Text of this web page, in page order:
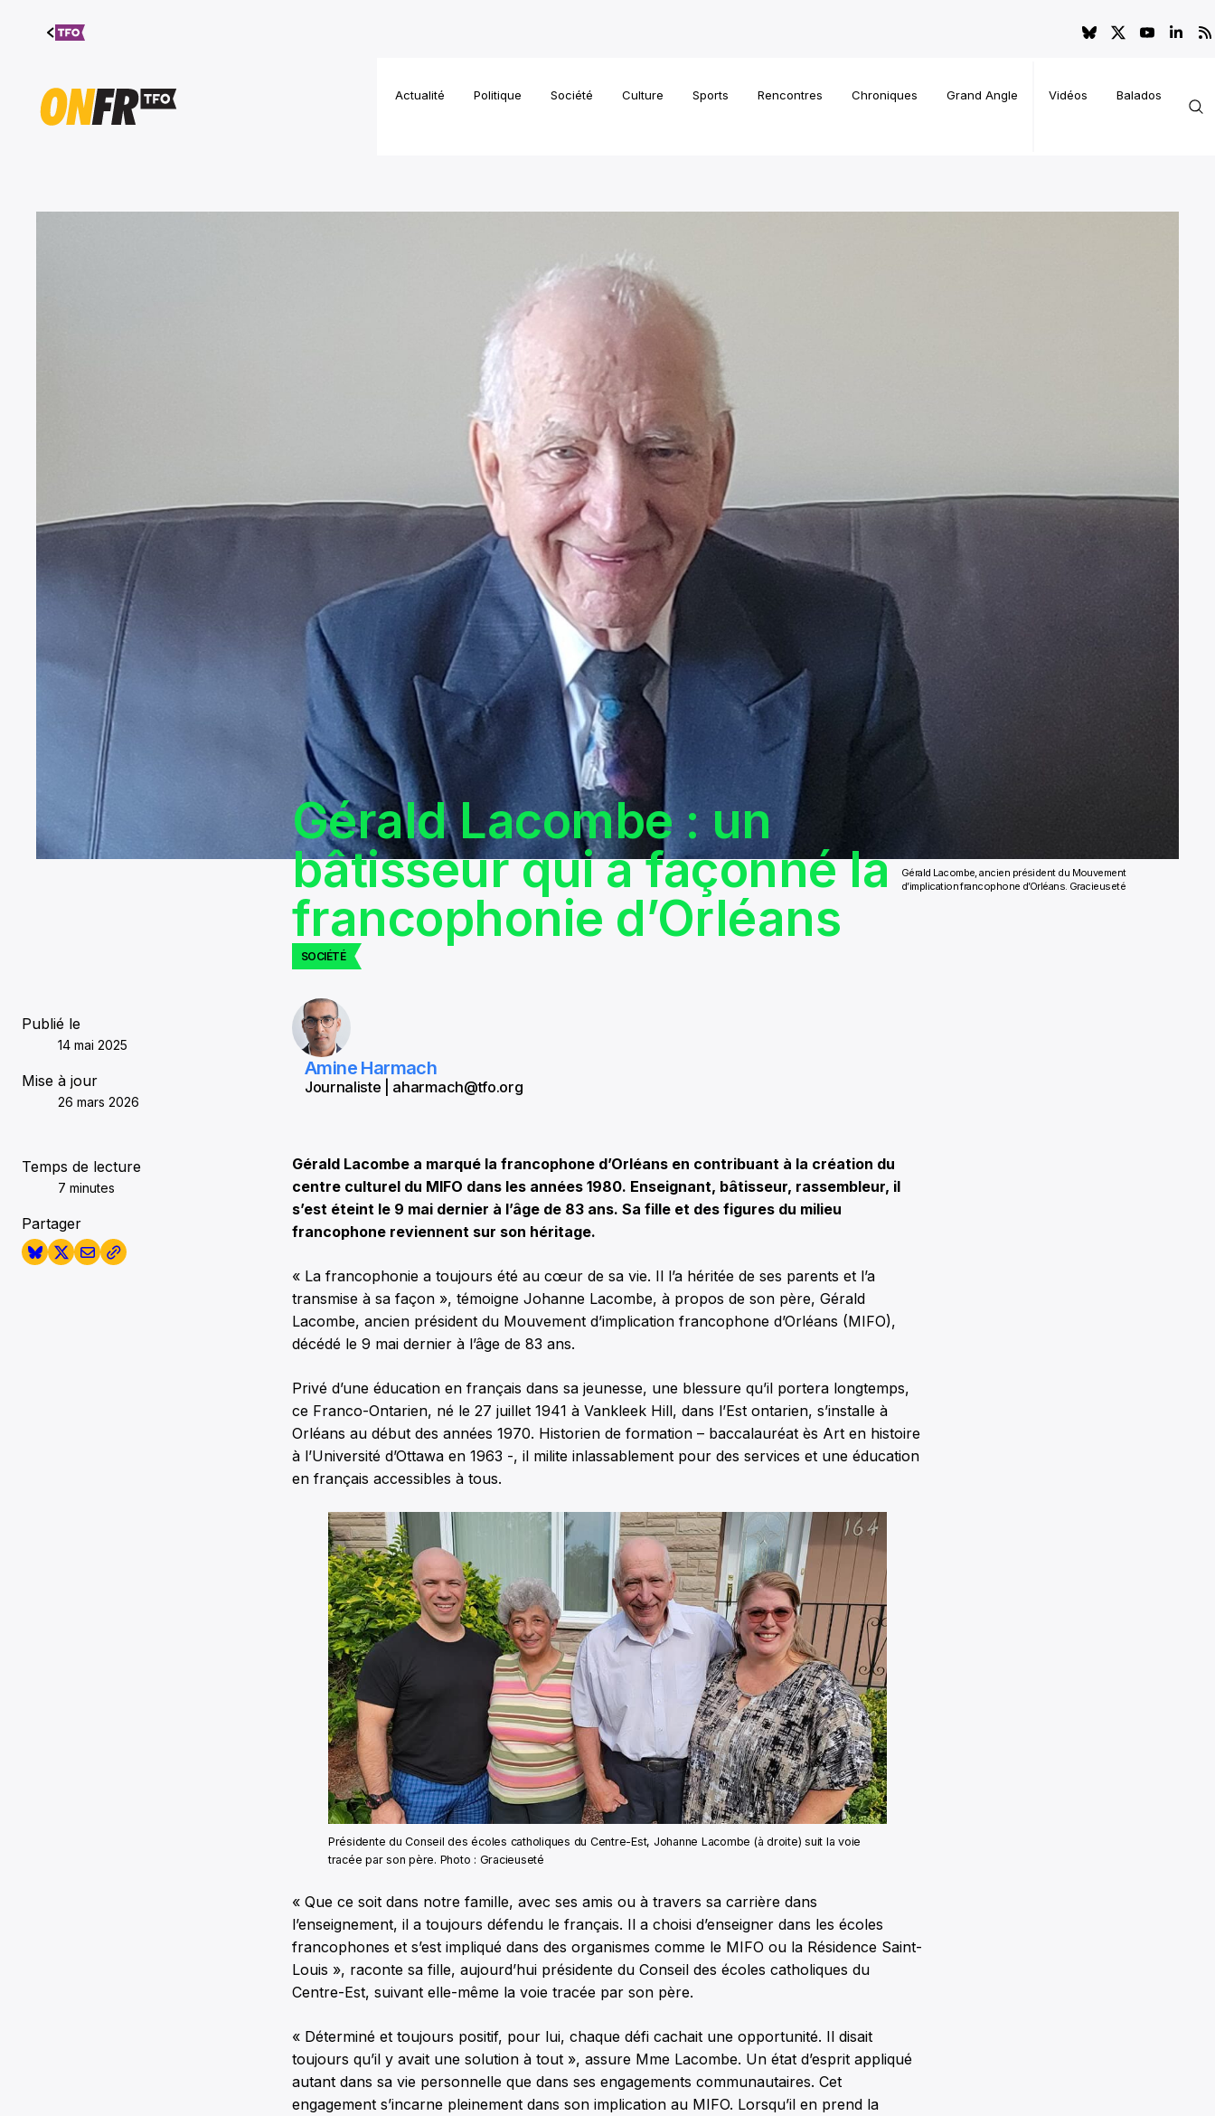
Aller au
contenu
Actualité Politique Société Culture Sports Rencontres Chroniques Grand Angle Vidéos Balados
Gérald Lacombe, ancien président du Mouvement
d’implication francophone d’Orléans. Gracieuseté
SOCIÉTÉ
Gérald Lacombe : un
bâtisseur qui a façonné la
francophonie d’Orléans
Publié le
14 mai 2025
Mise à jour
26 mars 2026
Temps de lecture
7 minutes
Partager
Amine Harmach
Journaliste | aharmach@tfo.org
Gérald Lacombe a marqué la francophone d’Orléans en contribuant à la création du
centre culturel du MIFO dans les années 1980. Enseignant, bâtisseur, rassembleur, il
s’est éteint le 9 mai dernier à l’âge de 83 ans. Sa fille et des figures du milieu
francophone reviennent sur son héritage.
« La francophonie a toujours été au cœur de sa vie. Il l’a héritée de ses parents et l’a
transmise à sa façon », témoigne Johanne Lacombe, à propos de son père, Gérald
Lacombe, ancien président du Mouvement d’implication francophone d’Orléans (MIFO),
décédé le 9 mai dernier à l’âge de 83 ans.
Privé d’une éducation en français dans sa jeunesse, une blessure qu’il portera longtemps,
ce Franco-Ontarien, né le 27 juillet 1941 à Vankleek Hill, dans l’Est ontarien, s’installe à
Orléans au début des années 1970. Historien de formation – baccalauréat ès Art en histoire
à l’Université d’Ottawa en 1963 -, il milite inlassablement pour des services et une éducation
en français accessibles à tous.
Présidente du Conseil des écoles catholiques du Centre-Est, Johanne Lacombe (à droite) suit la voie
tracée par son père. Photo : Gracieuseté
« Que ce soit dans notre famille, avec ses amis ou à travers sa carrière dans
l’enseignement, il a toujours défendu le français. Il a choisi d’enseigner dans les écoles
francophones et s’est impliqué dans des organismes comme le MIFO ou la Résidence Saint-
Louis », raconte sa fille, aujourd’hui présidente du Conseil des écoles catholiques du
Centre-Est, suivant elle-même la voie tracée par son père.
« Déterminé et toujours positif, pour lui, chaque défi cachait une opportunité. Il disait
toujours qu’il y avait une solution à tout », assure Mme Lacombe. Un état d’esprit appliqué
autant dans sa vie personnelle que dans ses engagements communautaires. Cet
engagement s’incarne pleinement dans son implication au MIFO. Lorsqu’il en prend la